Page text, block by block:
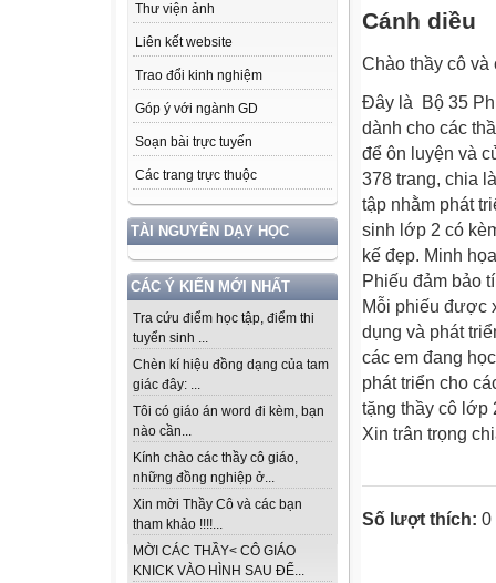
Thư viện ảnh
Liên kết website
Trao đổi kinh nghiệm
Góp ý với ngành GD
Soạn bài trực tuyến
Các trang trực thuộc
TÀI NGUYÊN DẠY HỌC
CÁC Ý KIẾN MỚI NHẤT
Tra cứu điểm học tập, điểm thi
tuyển sinh ...
Chèn kí hiệu đồng dạng của tam
giác đây: ...
Tôi có giáo án word đi kèm, bạn
nào cần...
Kính chào các thầy cô giáo,
những đồng nghiệp ở...
Xin mời Thầy Cô và các bạn
tham khảo !!!!...
MỜI CÁC THẦY< CÔ GIÁO
KNICK VÀO HÌNH SAU ĐỂ...
Cánh diều
Chào thầy cô và
Đây là Bộ 35
dành cho các
để ôn luyện và
378 trang, chia
tập nhằm phát
sinh lớp 2 có
kế đẹp. Minh
Phiếu đảm bảo
Mỗi phiếu được
dụng và phát
các em đang
phát triển cho
tặng thầy cô lớp
Xin trân trọng
Số lượt thích: 0